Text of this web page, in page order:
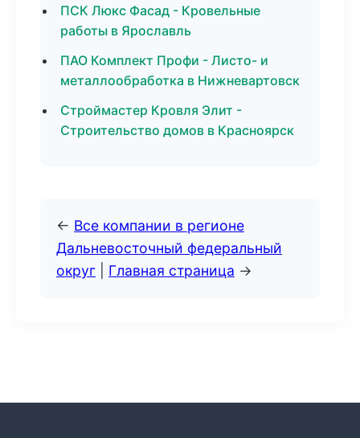
ПСК Люкс Фасад - Кровельные
работы в Ярославль
ПАО Комплект Профи - Листо- и
металлообработка в Нижневартовск
Строймастер Кровля Элит -
Строительство домов в Красноярск
← Все компании в регионе
Дальневосточный федеральный
округ
Главная страница →